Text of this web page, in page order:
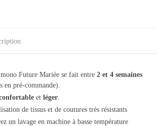
Future Mariée se fait entre 2 et 4 semaines
en pré-commande).
et léger
de tissus et de coutures très résistants
un lavage en machine à basse température